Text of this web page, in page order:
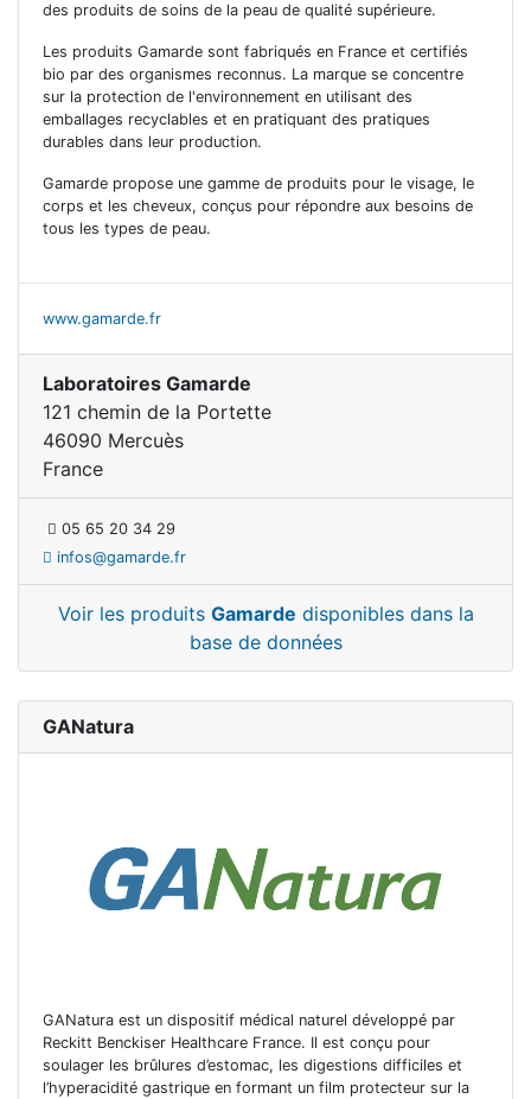
des produits de soins de la peau de qualité supérieure.
Les produits Gamarde sont fabriqués en France et certifiés
bio par des organismes reconnus. La marque se concentre
sur la protection de l'environnement en utilisant des
emballages recyclables et en pratiquant des pratiques
durables dans leur production.
Gamarde propose une gamme de produits pour le visage, le
corps et les cheveux, conçus pour répondre aux besoins de
tous les types de peau.
www.gamarde.fr
Laboratoires Gamarde
121 chemin de la Portette
46090 Mercuès
France
05 65 20 34 29
infos@gamarde.fr
Voir les produits Gamarde disponibles dans la
base de données
GANatura
GANatura est un dispositif médical naturel développé par
Reckitt Benckiser Healthcare France. Il est conçu pour
soulager les brûlures d’estomac, les digestions difficiles et
l’hyperacidité gastrique en formant un film protecteur sur la